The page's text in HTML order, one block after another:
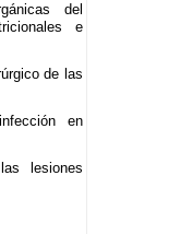
del
e
de las
en
lesiones